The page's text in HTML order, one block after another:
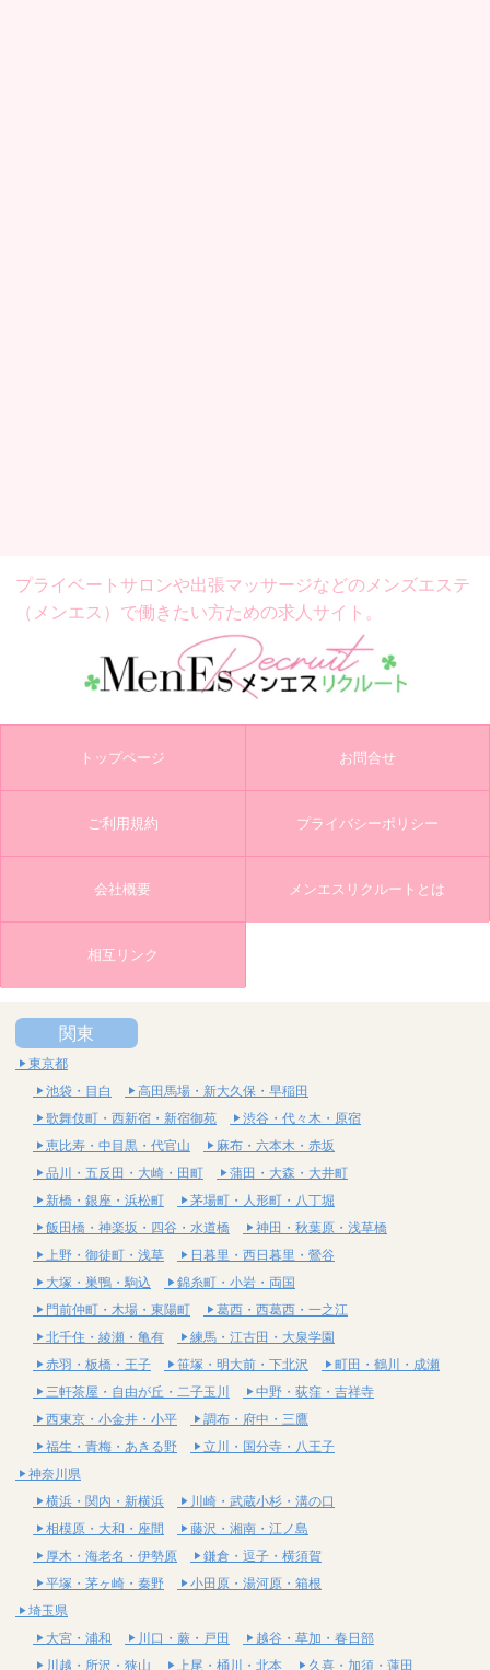
プライベートサロンや出張マッサージなどの メンズエステ
（メンエス）で働きたい方ための求人サイト。
トップページ お問合せ
ご利用規約 プライバシーポリシー
会社概要 メンエスリクルートとは
相互リンク
関東
東京都
池袋・目白
高田馬場・新大久保・早稲田
歌舞伎町・西新宿・新宿御苑
渋谷・代々木・原宿
恵比寿・中目黒・代官山
麻布・六本木・赤坂
品川・五反田・大崎・田町
蒲田・大森・大井町
新橋・銀座・浜松町
茅場町・人形町・八丁堀
飯田橋・神楽坂・四谷・水道橋
神田・秋葉原・浅草橋
上野・御徒町・浅草
日暮里・西日暮里・鶯谷
大塚・巣鴨・駒込
錦糸町・小岩・両国
門前仲町・木場・東陽町
葛西・西葛西・一之江
北千住・綾瀬・亀有
練馬・江古田・大泉学園
赤羽・板橋・王子
笹塚・明大前・下北沢
町田・鶴川・成瀬
三軒茶屋・自由が丘・二子玉川
中野・荻窪・吉祥寺
西東京・小金井・小平
調布・府中・三鷹
福生・青梅・あきる野
立川・国分寺・八王子
神奈川県
横浜・関内・新横浜
川崎・武蔵小杉・溝の口
相模原・大和・座間
藤沢・湘南・江ノ島
厚木・海老名・伊勢原
鎌倉・逗子・横須賀
平塚・茅ヶ崎・秦野
小田原・湯河原・箱根
埼玉県
大宮・浦和
川口・蕨・戸田
越谷・草加・春日部
川越・所沢・狭山
上尾・桶川・北本 久喜・加須・蓮田